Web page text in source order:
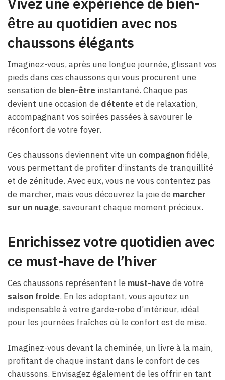
être au quotidien avec nos
chaussons élégants
Imaginez-vous, après une longue journée, glissant vos
pieds dans ces chaussons qui vous procurent une
sensation de bien-être instantané. Chaque pas
devient une occasion de détenteet de relaxation,
accompagnant vos soirées passées à savourer le
réconfort de votre foyer.
Ces chaussons deviennent vite un compagnonfidèle,
vous permettant de profiter d’instants de tranquillité
et de zénitude. Avec eux, vous ne vous contentez pas
de marcher, mais vous découvrez la joie de marcher
sur un nuage, savourant chaque moment précieux.
Enrichissez votre quotidien avec
ce must-have de l’hiver
Ces chaussons représentent le must-havede votre
saison froide. En les adoptant, vous ajoutez un
indispensable à votre garde-robe d’intérieur, idéal
pour les journées fraîches où le confort est de mise.
Imaginez-vous devant la cheminée, un livre à la main,
profitant de chaque instant dans le confort de ces
chaussons. Envisagez également de les offrir en tant